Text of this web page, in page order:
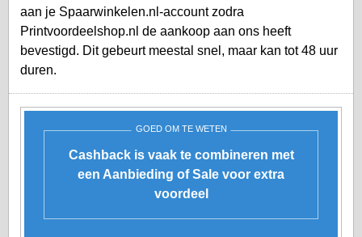
aan je Spaarwinkelen.nl-accountzodra
Printvoordeelshop.nl de aankoop aan ons heeft
bevestigd. Dit gebeurt meestal snel, maar kan tot 48 uur
duren.
GOED OM TE WETEN
Cashback is vaak te combineren met
een Aanbieding of Sale voor extra
voordeel